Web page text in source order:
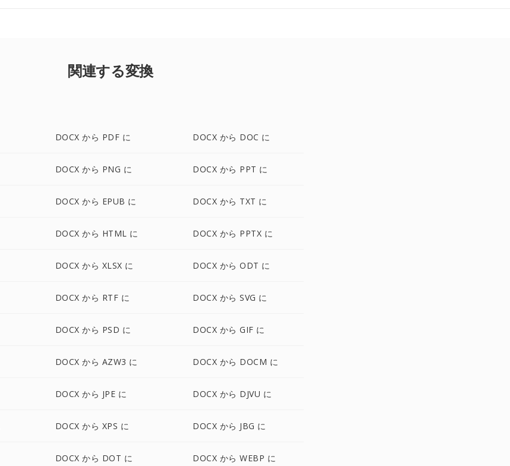
関連する変換
DOCX から PDF に DOCX から DOC に
DOCX から PNG に DOCX から PPT に
DOCX から EPUB に DOCX から TXT に
DOCX から HTML に DOCX から PPTX に
DOCX から XLSX に DOCX から ODT に
DOCX から RTF に DOCX から SVG に
DOCX から PSD に DOCX から GIF に
DOCX から AZW3 に DOCX から DOCM に
DOCX から JPE に DOCX から DJVU に
DOCX から XPS に DOCX から JBG に
DOCX から DOT に DOCX から WEBP に